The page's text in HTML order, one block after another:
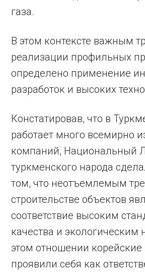
газа.
В этом контексте важным
реализации профильных
определено применение
разработок и высоких
Констатировав, что в
работает много всемирно
компаний, Национальный
туркменского народа
том, что неотъемлемым
строительстве объектов
соответствие высоким
качества и
этом отношении
проявили себя как